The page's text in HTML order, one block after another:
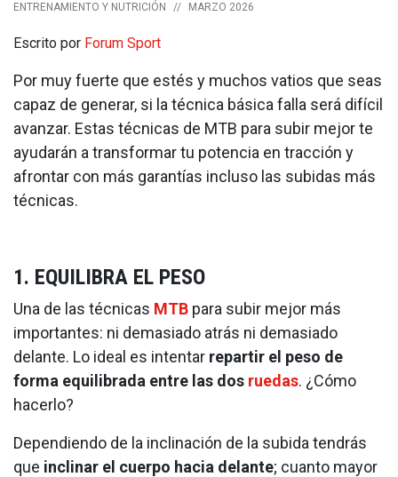
ENTRENAMIENTO Y NUTRICIÓN // MARZO 2026
Escrito por Forum Sport
Por muy fuerte que estés y muchos vatios que seas
capaz de generar, si la técnica básica falla será difícil
avanzar. Estas técnicas de MTB para subir mejor te
ayudarán a transformar tu potencia en tracción y
afrontar con más garantías incluso las subidas más
técnicas.
1. EQUILIBRA EL PESO
Una de las técnicas MTB para subir mejor más
importantes: ni demasiado atrás ni demasiado
delante. Lo ideal es intentar repartir el peso de
forma equilibrada entre las dos ruedas. ¿Cómo
hacerlo?
Dependiendo de la inclinación de la subida tendrás
que inclinar el cuerpo hacia delante; cuanto mayor